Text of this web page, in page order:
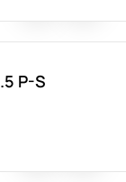
P-S